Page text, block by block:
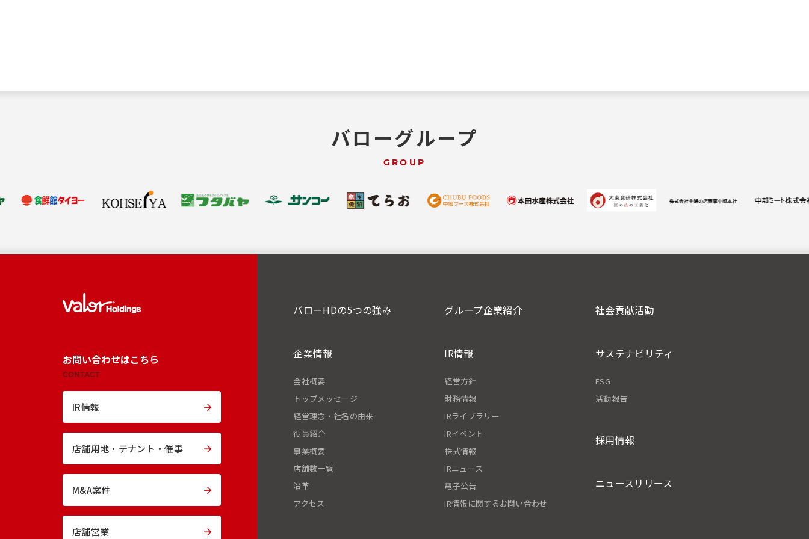
バローグループ
GROUP
お問い合わせはこちら
CONTACT
IR情報
店舗用地・ テナント・催事
M&A案件
店舗営業
バローHDの5つの強み
企業情報
会社概要
トップメッセージ
経営理念・社名の由来
役員紹介
事業概要
店舗数一覧
沿革
アクセス
グループ企業紹介
IR情報
経営方針
財務情報
IRライブラリー
IRイベント
株式情報
IRニュース
電子公告
IR情報に関するお問い合わせ
社会貢献活動
サステナビリティ
ESG
活動報告
採用情報
ニュースリリース